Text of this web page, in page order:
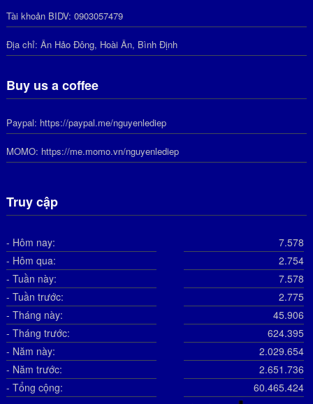
Tài khoản BIDV: 0903057479
Địa chỉ: Ân Hảo Đông, Hoài Ân, Bình Định
Buy us a coffee
Paypal: https://paypal.me/nguyenlediep
MOMO: https://me.momo.vn/nguyenlediep
Truy cập
- Hôm nay:
7.578
- Hôm qua:
2.754
- Tuần này:
7.578
- Tuần trước:
2.775
- Tháng này:
45.906
- Tháng trước:
624.395
- Năm này:
2.029.654
- Năm trước:
2.651.736
- Tổng cộng:
60.465.424